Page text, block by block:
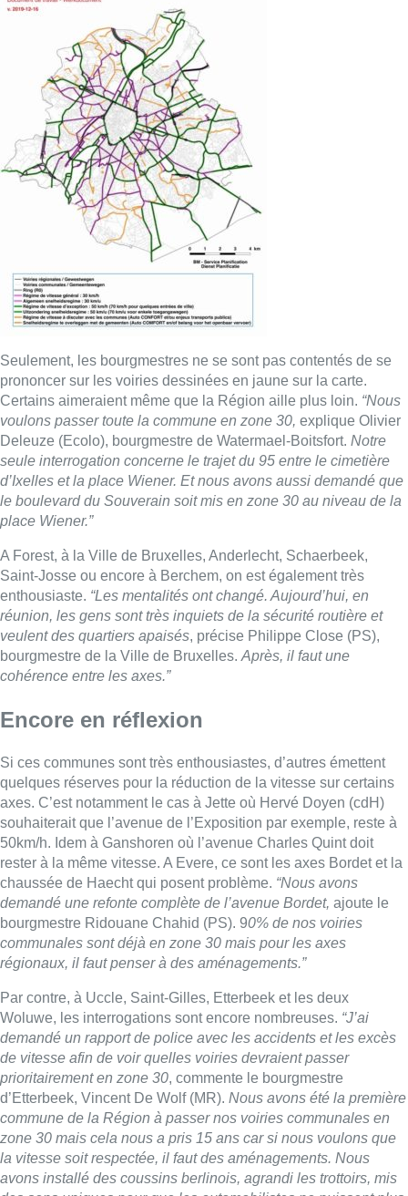
Seulement, les bourgmestres ne se sont pas contentés de se
prononcer sur les voiries dessinées en jaune sur la carte.
Certains aimeraient même que la Région aille plus loin. “Nous
voulons passer toute la commune en zone 30, explique Olivier
Deleuze (Ecolo), bourgmestre de Watermael-Boitsfort. Notre
seule interrogation concerne le trajet du 95 entre le cimetière
d’Ixelles et la place Wiener. Et nous avons aussi demandé que
le boulevard du Souverain soit mis en zone 30 au niveau de la
place Wiener.”
A Forest, à la Ville de Bruxelles, Anderlecht, Schaerbeek,
Saint-Josse ou encore à Berchem, on est également très
enthousiaste. “Les mentalités ont changé. Aujourd’hui, en
réunion, les gens sont très inquiets de la sécurité routière et
veulent des quartiers apaisés, précise Philippe Close (PS),
bourgmestre de la Ville de Bruxelles. Après, il faut une
cohérence entre les axes.”
Encore en réflexion
Si ces communes sont très enthousiastes, d’autres émettent
quelques réserves pour la réduction de la vitesse sur certains
axes. C’est notamment le cas à Jette où Hervé Doyen (cdH)
souhaiterait que l’avenue de l’Exposition par exemple, reste à
50km/h. Idem à Ganshoren où l’avenue Charles Quint doit
rester à la même vitesse. A Evere, ce sont les axes Bordet et la
chaussée de Haecht qui posent problème. “Nous avons
demandé une refonte complète de l’avenue Bordet, ajoute le
bourgmestre Ridouane Chahid (PS). 90% de nos voiries
communales sont déjà en zone 30 mais pour les axes
régionaux, il faut penser à des aménagements.”
Par contre, à Uccle, Saint-Gilles, Etterbeek et les deux
Woluwe, les interrogations sont encore nombreuses. “J’ai
demandé un rapport de police avec les accidents et les excès
de vitesse afin de voir quelles voiries devraient passer
prioritairement en zone 30, commente le bourgmestre
d’Etterbeek, Vincent De Wolf (MR). Nous avons été la première
commune de la Région à passer nos voiries communales en
zone 30 mais cela nous a pris 15 ans car si nous voulons que
la vitesse soit respectée, il faut des aménagements. Nous
avons installé des coussins berlinois, agrandi les trottoirs, mis